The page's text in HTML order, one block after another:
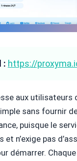
: https://
aux utilisateurs
sans fournir
puisque le
n’exige pas
démarrer.